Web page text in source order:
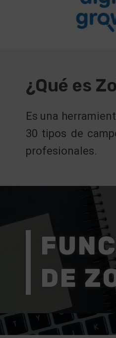
¿Qué es
Es una
30 tipos de
profesionales.
DE